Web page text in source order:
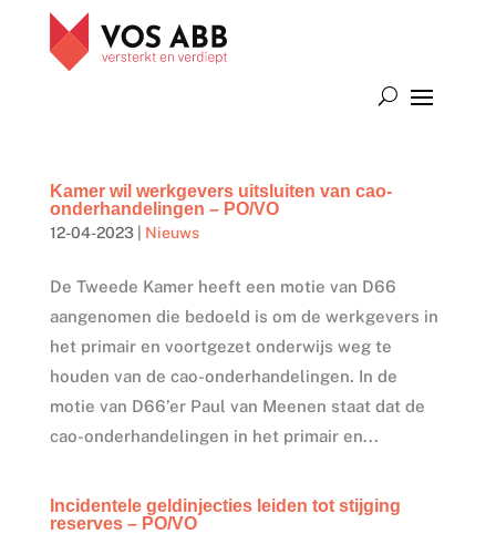
Kamer wil werkgevers uitsluiten van cao-
onderhandelingen – PO/VO
12-04-2023| Nieuws
De Tweede Kamer heeft een motie van D66
aangenomen die bedoeld is om de werkgevers in
het primair en voortgezet onderwijs weg te
houden van de cao-onderhandelingen. In de
motie van D66’er Paul van Meenen staat dat de
cao-onderhandelingen in het primair en...
Incidentele geldinjecties leiden tot stijging
reserves – PO/VO